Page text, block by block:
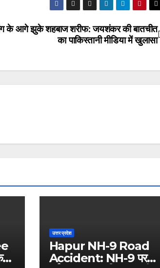
के आगे झुके शहबाज शरीफ: जयशंकर की बातचीत
का पाकिस्तानी मीडिया में खुलासा
उत्तर प्रदेश
Hapur NH-9 Road
Accident: NH-9 पर